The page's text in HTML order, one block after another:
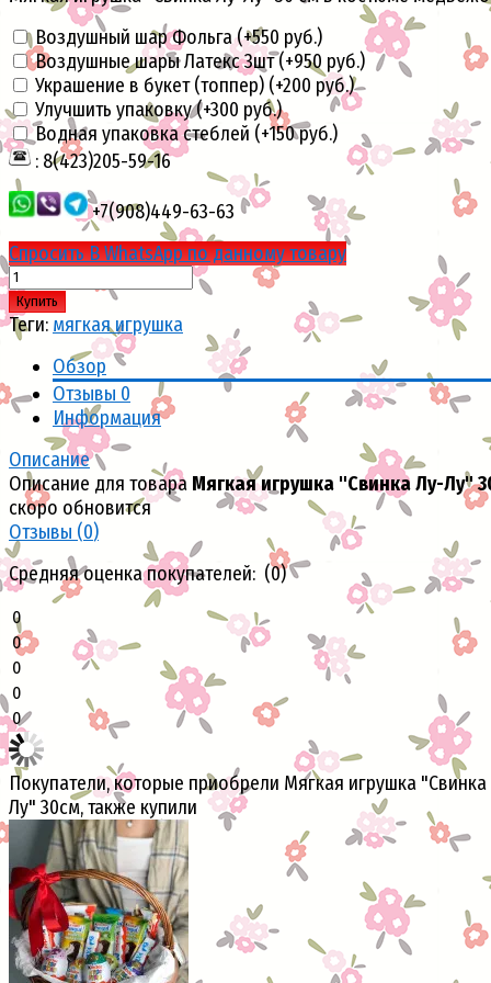
Воздушный шар Фольга (+550 руб.)
Воздушные шары Латекс 3шт (+950 руб.)
Украшение в букет (топпер) (+200 руб.)
Улучшить упаковку (+300 руб.)
Водная упаковка стеблей (+150 руб.)
: 8(423)205-59-16
+7(908)449-63-63
Спросить В WhatsApp по данному товару
Купить
Теги: мягкая игрушка
Обзор
Отзывы 0
Информация
Описание
Описание для товара Мягкая игрушка "Свинка Лу-Лу"
скоро обновится
Отзывы (0)
Средняя оценка покупателей: (0)
0
0
0
0
0
Покупатели, которые приобрели Мягкая игрушка
Лу" 30см, также купили